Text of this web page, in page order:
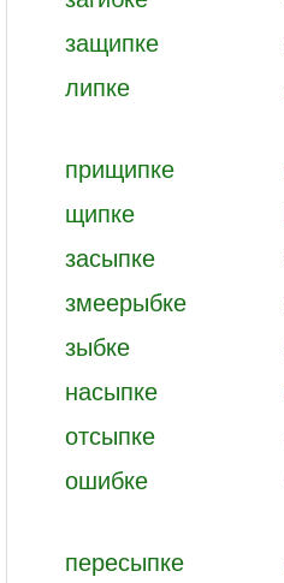
защипке
липке
прищипке
щипке
засыпке
змеерыбке
зыбке
насыпке
отсыпке
ошибке
пересыпке